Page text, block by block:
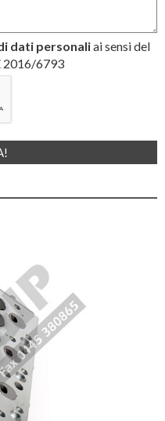
dati personaliai sensi del
2016/6793